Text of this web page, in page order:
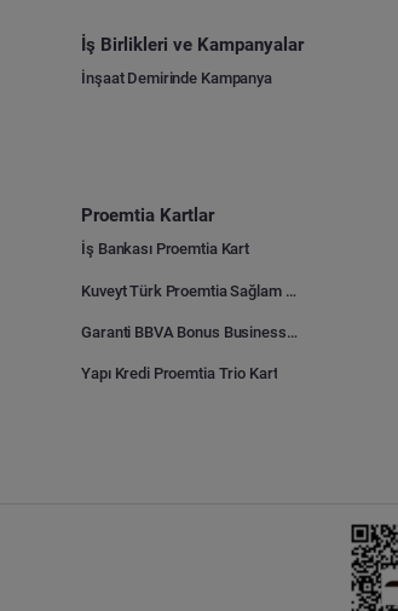
İş Birlikleri ve Kampanyalar
İnşaat Demirinde Kampanya
Proemtia Kartlar
İş Bankası Proemtia Kart
Kuveyt Türk Proemtia Sağlam Bayi Kart
Garanti BBVA Bonus Business Proemtia Bayi Kart
Yapı Kredi Proemtia Trio Kart